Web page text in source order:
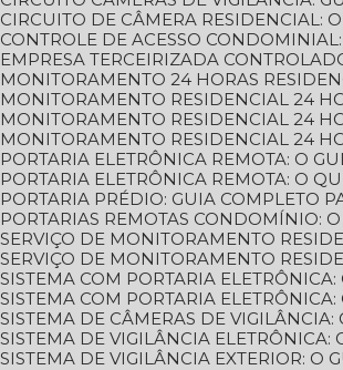
CIRCUITO DE CÂMERA RESIDENCIAL:
CONTROLE DE ACESSO
EMPRESA TERCEIRIZADA
MONITORAMENTO 24 HORAS
MONITORAMENTO RESIDENCIAL 24
MONITORAMENTO RESIDENCIAL 24
MONITORAMENTO RESIDENCIAL 24
PORTARIA ELETRÔNICA REMOTA: O
PORTARIA ELETRÔNICA REMOTA: O
PORTARIA PRÉDIO: GUIA COMPLETO
PORTARIAS REMOTAS CONDOMÍNIO:
SERVIÇO DE MONITORAMENTO
SERVIÇO DE MONITORAMENTO
SISTEMA COM PORTARIA
SISTEMA COM PORTARIA
SISTEMA DE CÂMERAS DE
SISTEMA DE VIGILÂNCIA
SISTEMA DE VIGILÂNCIA EXTERIOR: O